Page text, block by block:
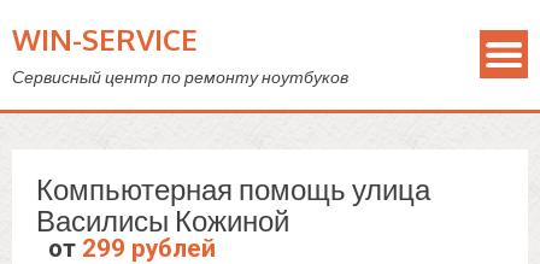
WIN-SERVICE
Сервисный центр по ремонту ноутбуков
Компьютерная помощь улица
Василисы Кожиной
от 299 рублей